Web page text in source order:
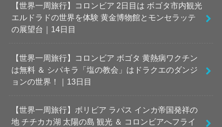
【世界一周旅行】コロンビア 2日目は ボゴタ市内観光
エルドラドの世界を体験 黄金博物館とモンセラッテ
の展望台｜14日目
【世界一周旅行】コロンビア ボゴタ 黄熱病ワクチン
は無料 ＆ シパキラ「塩の教会」はドラクエのダンジ
ョンの世界！｜13日目
【世界一周旅行】ボリビア ラパス インカ帝国発祥の
地 チチカカ湖 太陽の島 観光 ＆ コロンビアへフライ